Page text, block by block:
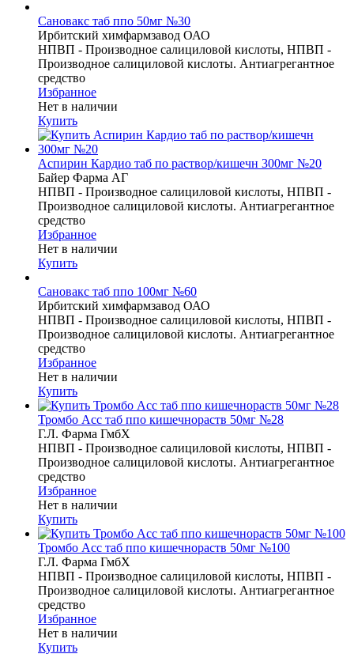
Сановакс таб ппо 50мг №30
Ирбитский химфармзавод ОАО
НПВП - Производное салициловой кислоты, НПВП -
Производное салициловой кислоты. Антиагрегантное
средство
Избранное
Нет в наличии
Купить
Аспирин Кардио таб по раствор/кишечн 300мг №20
Байер Фарма АГ
НПВП - Производное салициловой кислоты, НПВП -
Производное салициловой кислоты. Антиагрегантное
средство
Избранное
Нет в наличии
Купить
Сановакс таб ппо 100мг №60
Ирбитский химфармзавод ОАО
НПВП - Производное салициловой кислоты, НПВП -
Производное салициловой кислоты. Антиагрегантное
средство
Избранное
Нет в наличии
Купить
Тромбо Асс таб ппо кишечнораств 50мг №28
Г.Л. Фарма ГмбХ
НПВП - Производное салициловой кислоты, НПВП -
Производное салициловой кислоты. Антиагрегантное
средство
Избранное
Нет в наличии
Купить
Тромбо Асс таб ппо кишечнораств 50мг №100
Г.Л. Фарма ГмбХ
НПВП - Производное салициловой кислоты, НПВП -
Производное салициловой кислоты. Антиагрегантное
средство
Избранное
Нет в наличии
Купить